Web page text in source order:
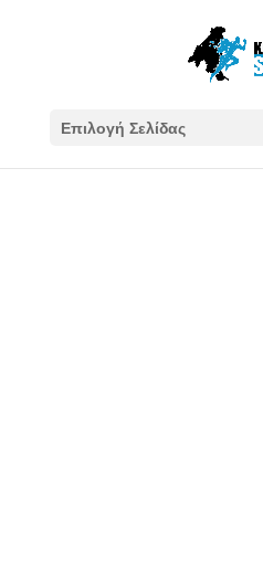
Επιλογή Σελίδας